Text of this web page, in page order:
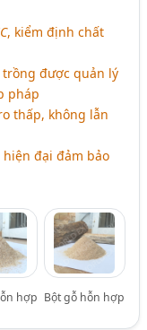
, kiểm định chất
được quản lý
pháp
thấp, không lẫn
đại đảm bảo
hợp Bột gỗ hỗn hợp